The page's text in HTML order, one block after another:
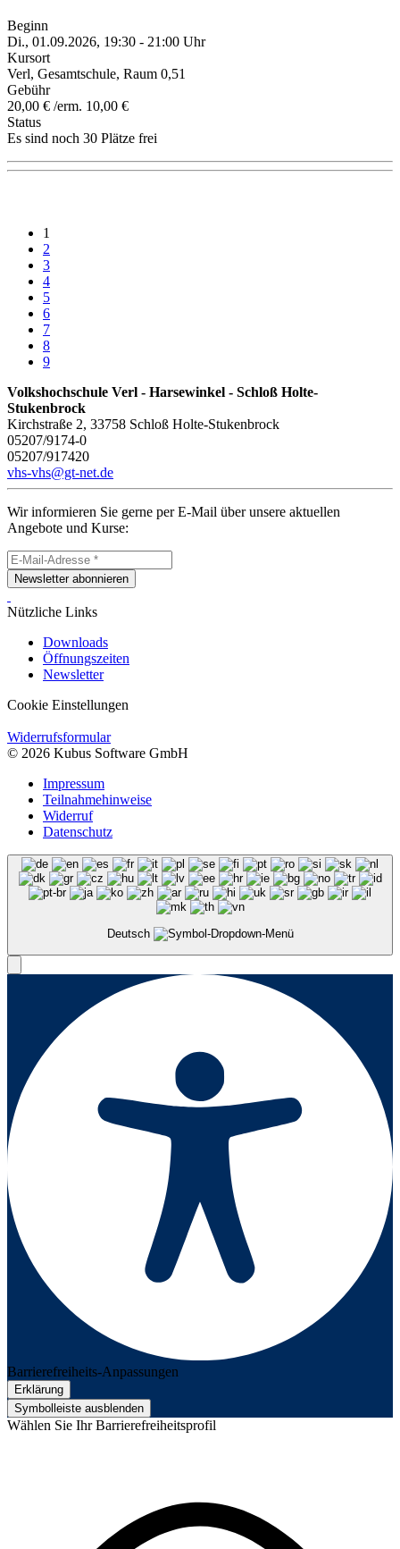
Beginn
Di., 01.09.2026, 19:30 - 21:00 Uhr
Kursort
Verl, Gesamtschule, Raum 0,51
Gebühr
20,00 € /erm. 10,00 €
Status
Es sind noch 30 Plätze frei
1
2
3
4
5
6
7
8
9
Volkshochschule Verl - Harsewinkel - Schloß Holte-
Stukenbrock
Kirchstraße 2, 33758 Schloß Holte-Stukenbrock
05207/9174-0
05207/917420
vhs-vhs@gt-net.de
Wir informieren Sie gerne per E-Mail über unsere aktuellen
Angebote und Kurse:
Newsletter abonnieren
Nützliche Links
Downloads
Öffnungszeiten
Newsletter
Cookie Einstellungen
Widerrufsformular
© 2026 Kubus Software GmbH
Impressum
Teilnahmehinweise
Widerruf
Datenschutz
Deutsch
Barrierefreiheits-Anpassungen
Erklärung
Symbolleiste ausblenden
Wählen Sie Ihr Barrierefreiheitsprofil